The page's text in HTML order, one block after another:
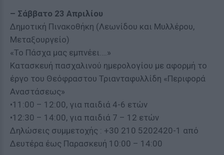
– Σάββατο 23 Απριλίου
Δημοτική Πινακοθήκη (Λεωνίδου και Μυλλέρου,
Μεταξουργείο)
«Το Πάσχα μας εμπνέει….»
Κατασκευή πασχαλινού ημερολογίου με αφορμή το
έργο του Θεόφραστου Τριανταφυλλίδη «Περιφορά
Αναστάσεως»
•11:00 – 12:00, για παιδιά 4-6 ετών
•12:30 – 14:00, για παιδιά 7 – 12 ετών
Δηλώσεις συμμετοχής : +30 210 5202420-1 από
Δευτέρα έως Παρασκευή 10:00 – 14:00